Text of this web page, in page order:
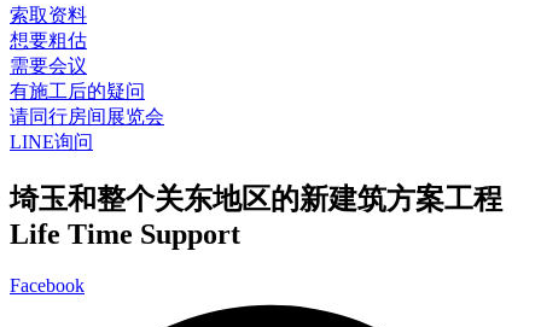
索取资料
想要粗估
需要会议
有施工后的疑问
请同行房间展览会
LINE询问
埼玉和整个关东地区的新建筑方案工程
Life Time Support
Facebook